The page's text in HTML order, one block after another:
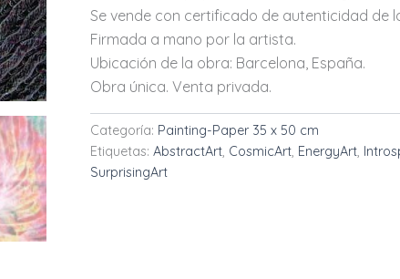
Se vende con certificado de autenticidad de
Firmada a mano por la artista.
Ubicación de la obra: Barcelona, ​​España.
Obra única. Venta privada.
Categoría: Painting-Paper 35 x 50 cm
Etiquetas: AbstractArt, CosmicArt, EnergyArt,
SurprisingArt